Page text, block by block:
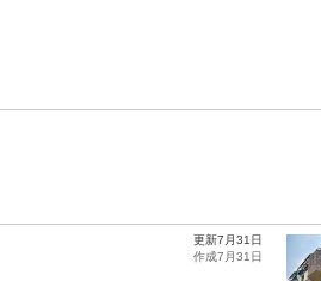
更新7月31日
作成7月31日